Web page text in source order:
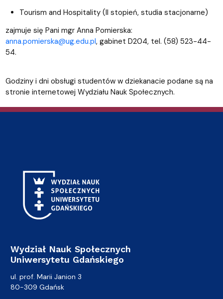
Tourism and Hospitality (II stopień, studia stacjonarne)
zajmuje się Pani mgr Anna Pomierska:
anna.pomierska@ug.edu.pl, gabinet D204, tel. (58) 523-44-
54.
Godziny i dni obsługi studentów w dziekanacie podane są na
stronie internetowej Wydziału Nauk Społecznych.
Wydział Nauk Społecznych
Uniwersytetu Gdańskiego
ul. prof. Marii Janion 3
80-309 Gdańsk